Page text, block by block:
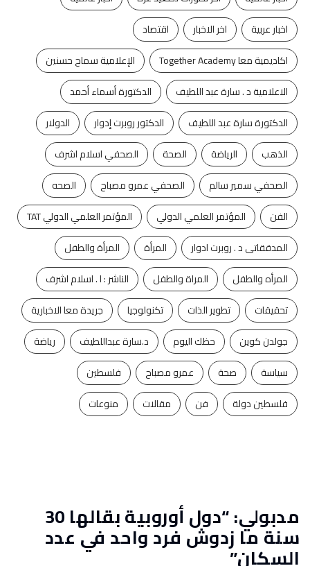
اخبار عربية
اخر الاخبار
اقتصاد
اكاديمية معا Together Academy
الإعلامية سماح حسنين
الاعلامية د . سارة عبد اللطيف
الدكتورة أسماء أحمد
الدكتورة سارة عبد اللطيف
الدكتور روبرت إدوار
الدولار
الذهب
الرياضة الصحة
الصحفي اسلام اشرف
الصحفي سمير سالم
الصحفي عمرو مصباح
الصحه
الفن
المؤتمر العلمي الدولي
المؤتمر العلمي الدولي TAT
المدققاتى د . روبرت ادوار
المرأة
المرأة والطفل
المرأه والطفل
المراة والطفل
الناشر : ا . اسلام اشرف
تحقيقات
تطوير الذات تكنولوجيا
جريدة معا الاخبارية
جولدن كوين
حظك اليوم د.سارة عبداللطيف
رياضة
سياسة
صحة عمرو مصباح
فلسطين
فلسطين دولة
فن مقالات منوعات
مدبولي: “دول أوروبية بقالها 30
سنة ما زدوش فرد واحد في عدد
السكان”